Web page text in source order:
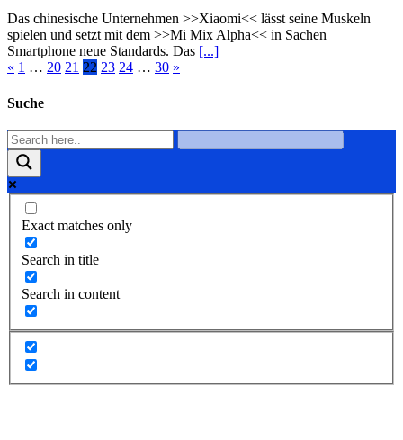
Das chinesische Unternehmen >>Xiaomi<< lässt seine Muskeln
spielen und setzt mit dem >>Mi Mix Alpha<< in Sachen
Smartphone neue Standards. Das [...]
« 1 … 20 21 22 23 24 … 30 »
Suche
Exact matches only
Search in title
Search in content